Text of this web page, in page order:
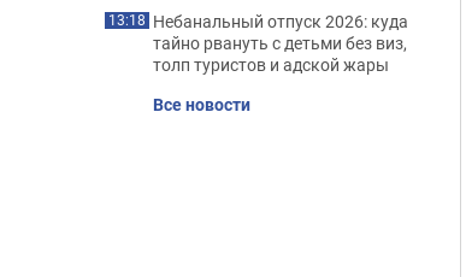
13:18 Небанальный отпуск 2026: куда
тайно рвануть с детьми без виз,
толп туристов и адской жары
Все новости